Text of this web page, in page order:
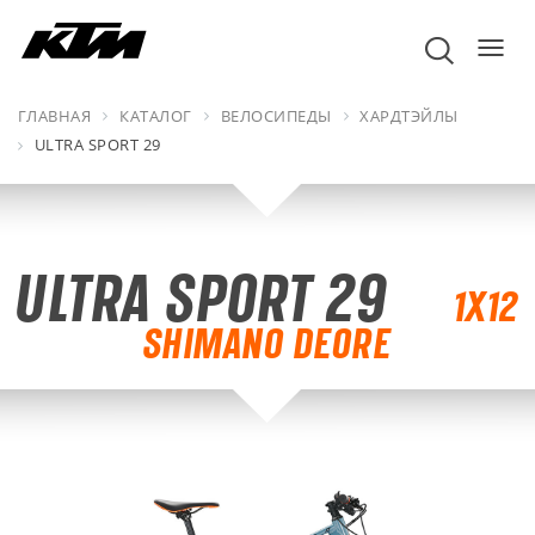
ГЛАВНАЯ КАТАЛОГ ВЕЛОСИПЕДЫ
ХАРДТЭЙЛЫ
ULTRA SPORT 29
ULTRA SPORT 29 1X12
SHIMANO DEORE